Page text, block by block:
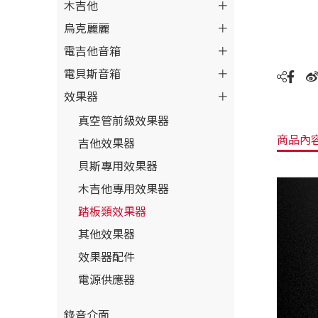
木吉他
烏克麗麗
電吉他音箱
電貝斯音箱
效果器
真空管前級效果器
吉他效果器
貝斯專用效果器
木吉他專用效果器
踏板類效果器
其他效果器
效果器配件
電源供應器
商品內